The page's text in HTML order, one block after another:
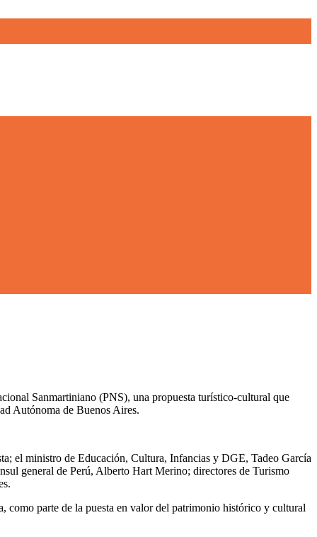
Sanmartiniano (PNS), una propuesta turístico-cultural que
Autónoma de Buenos Aires.
el ministro de Educación, Cultura, Infancias y DGE, Tadeo García
general de Perú, Alberto Hart Merino; directores de Turismo
como parte de la puesta en valor del patrimonio histórico y cultural